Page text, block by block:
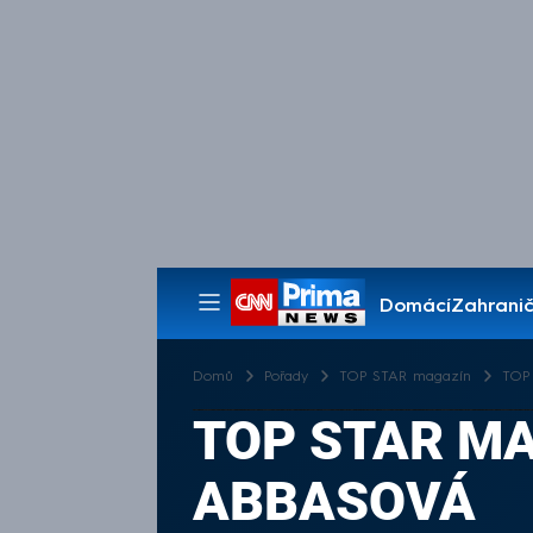
Domácí
Pořady
Domů Pořady TOP STAR magazín
TOP STAR
ABBASOVÁ